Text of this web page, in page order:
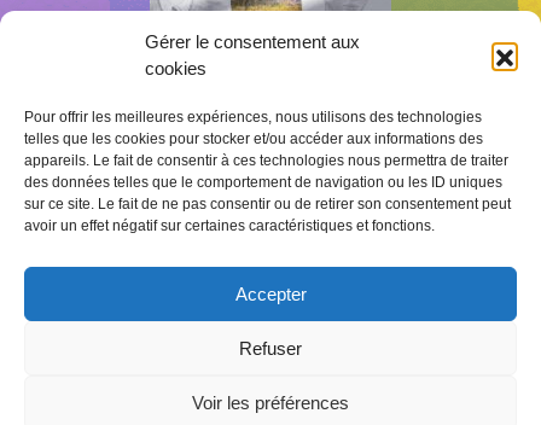
Gérer le consentement aux
cookies
Pour offrir les meilleures expériences, nous utilisons des technologies
telles que les cookies pour stocker et/ou accéder aux informations des
appareils. Le fait de consentir à ces technologies nous permettra de traiter
des données telles que le comportement de navigation ou les ID uniques
sur ce site. Le fait de ne pas consentir ou de retirer son consentement peut
avoir un effet négatif sur certaines caractéristiques et fonctions.
Accepter
Refuser
Voir les préférences
Conditions générales
Mentions légales
Où Me Trouver ?